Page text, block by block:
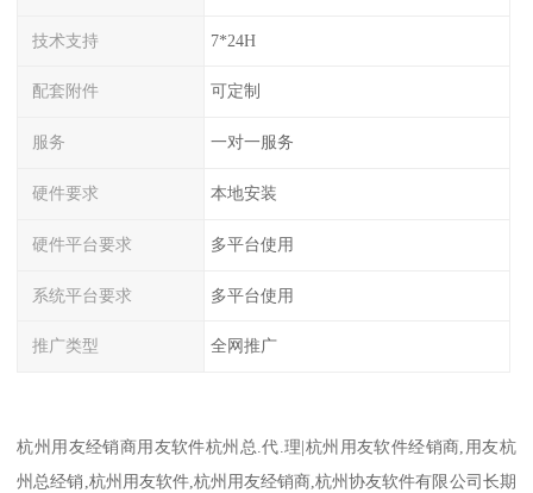
技术支持 7*24H
配套附件 可定制
服务 一对一服务
硬件要求 本地安装
硬件平台要求 多平台使用
系统平台要求 多平台使用
推广类型 全网推广
杭州用友经销商用友软件杭州总.代.理|杭州用友软件经销商,用友杭
州总经销,杭州用友软件,杭州用友经销商,杭州协友软件有限公司长期